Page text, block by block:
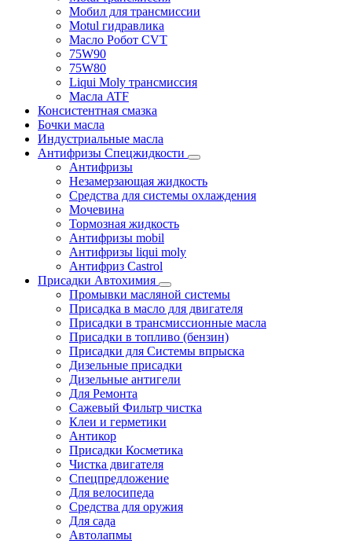
Мобил для трансмиссии
Motul гидравлика
Масло Робот CVT
75W90
75W80
Liqui Moly трансмиссия
Масла ATF
Консистентная смазка
Бочки масла
Индустриальные масла
Антифризы Спецжидкости
Антифризы
Незамерзающая жидкость
Средства для системы охлаждения
Мочевина
Тормозная жидкость
Антифризы mobil
Антифризы liqui moly
Антифриз Castrol
Присадки Автохимия
Промывки масляной системы
Присадка в масло для двигателя
Присадки в трансмиссионные масла
Присадки в топливо (бензин)
Присадки для Системы впрыска
Дизельные присадки
Дизельные антигели
Для Ремонта
Сажевый Фильтр чистка
Клеи и герметики
Антикор
Присадки Косметика
Чистка двигателя
Спецпредложение
Для велосипеда
Средства для оружия
Для сада
Автолапмы